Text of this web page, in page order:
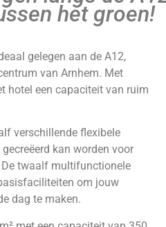
het groen!
gelegen aan de A12,
van Arnhem. Met
hotel een capaciteit van ruim
verschillende flexibele
kan worden voor
De twaalf multifunctionele
om jouw
dag te maken.